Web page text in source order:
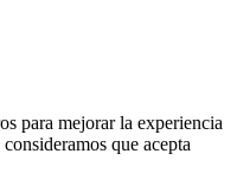
para mejorar la experiencia
que acepta